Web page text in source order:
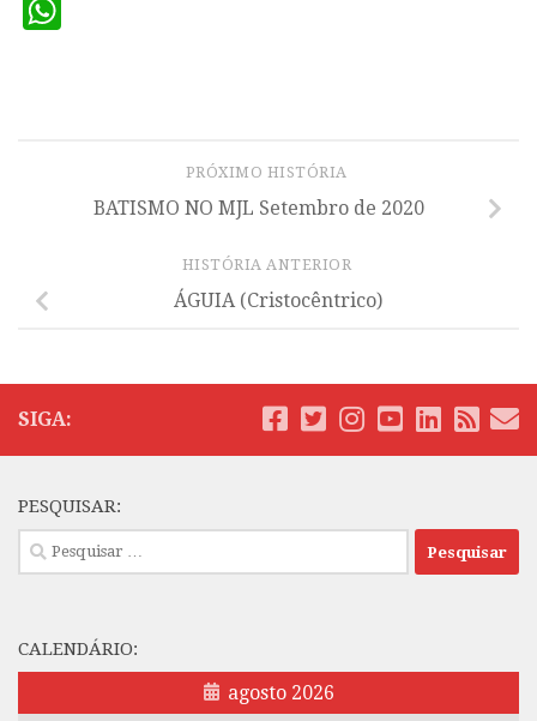
PRÓXIMO HISTÓRIA
BATISMO NO MJL Setembro de 2020
HISTÓRIA ANTERIOR
ÁGUIA (Cristocêntrico)
SIGA:
PESQUISAR:
Pesquisar
por:
CALENDÁRIO:
agosto 2026